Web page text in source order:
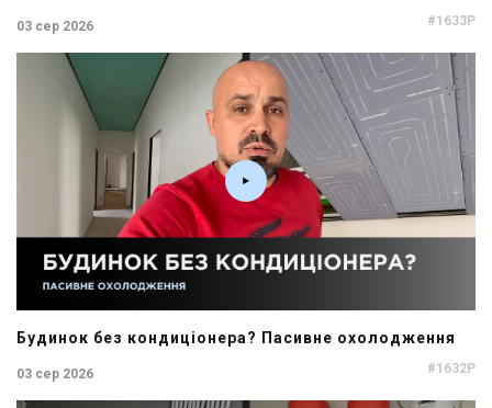
03 сер 2026 #1633P
Будинок без кондиціонера? Пасивне охолодження
03 сер 2026 #1632P